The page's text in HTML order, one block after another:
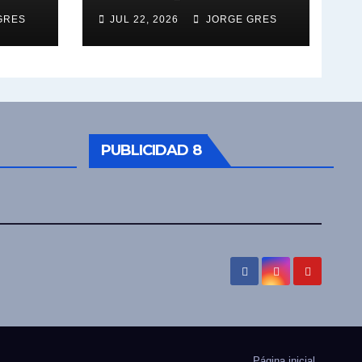
JUL 22, 2026 JORGE GRES
PUBLICIDAD 8